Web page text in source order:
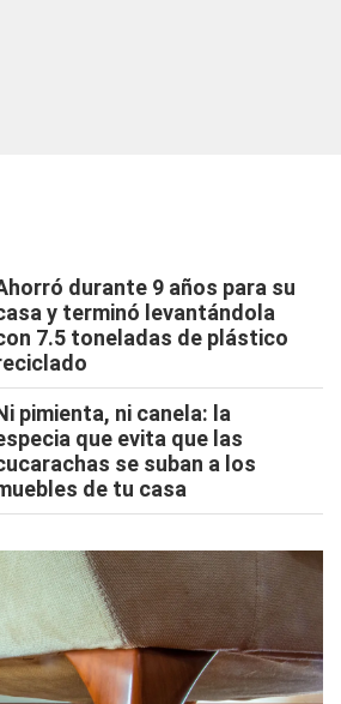
durante 9 años para su
y terminó levantándola
7.5 toneladas de plástico
pimienta, ni canela: la
que evita que las
se suban a los
de tu casa